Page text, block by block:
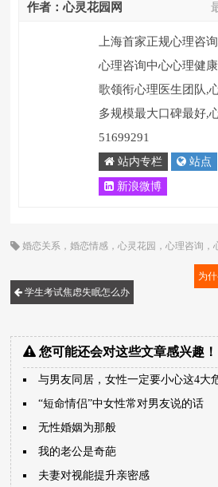
作者：心灵花园网
上海首家正规心理咨
心理咨询中心心理健
歌领衔心理医生团队,
多规模最大口碑最好,
51699291
站内专栏 站点
新浪微博
婚恋关系 ，婚恋情感 ，心灵花园 ，心理咨询 ，
学生考试焦虑失眠怎么办
为
您可能还会对这些文章感兴趣！
与男友同居，女性一定要小心这4大
“短命情侣”中女性常对男友说的话
无性婚姻为那般
我的老公是奇葩
夫妻对视能提升亲密感